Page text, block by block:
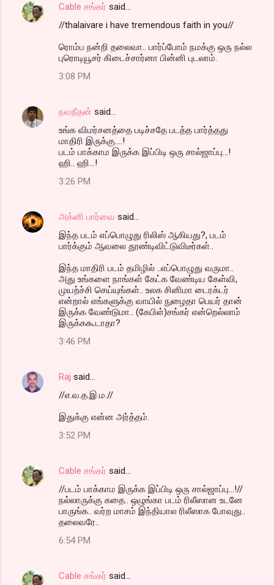
Cable சங்கர் said…
//thalaivare i have tremendous faith in you//
ரொம்ப நன்றி தலைவா.. பார்ப்போம் நமக்கு ஒரு நல்ல
புரொடியூசர் கிடைச்சார்னா பின்னி புடலாம்.
3:08 PM
நவநீதன் said…
உங்க விமர்சனத்தை படிச்சதே படத்த பார்த்தது
மாதிரி இருக்கு....!
படம் பாக்காம இருக்க இப்பிடி ஒரு சால்ஜாப்பு...!
ஹி.. ஹி...!
3:26 PM
அக்னி பார்வை said…
இந்த படம் எப்பொழுது ரிலிஸ் ஆகியது?, படம்
பார்க்கும் ஆவலை தூண்டிவிட்டுவிடீர்கள்..
இந்த மாதிரி படம் தமிழில் ..எப்பொழுது வருமா..
அது உங்களை நாங்கள் கேட்க வேண்டிய கேள்வி,
முயற்ச்சி செய்யுங்கள்.. உலக சினிமா டைரக்டர்
என்றால் எங்களுக்கு வாயில் நுழைதா பெயர் தான்
இருக்க வேண்டுமா.. (கேபிள்)சங்கர் என்றெல்லாம்
இருக்ககூடாதா?
3:46 PM
Raj said…
//எ.வ.த.இ.ம.//
இதுக்கு என்ன அர்த்தம்.
3:52 PM
Cable சங்கர் said…
//படம் பாக்காம இருக்க இப்பிடி ஒரு சால்ஜாப்பு...!//
நல்லாருக்கு கதை.. ஒழுங்கா படம் ரிலீஸான உடனே
பாருங்க.. வர்ற மாசம் இந்தியால ரிலீஸாக போவுது..
தலைவரே..
6:54 PM
Cable சங்கர் said…